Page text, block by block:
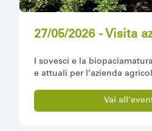
27/05/2026 - Visita
I sovesci e la
e attuali per l’azienda
Vai